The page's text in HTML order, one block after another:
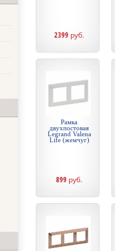
2399 руб.
Рамка
двухпостовая
Legrand Valena
Life (жемчуг)
899 руб.